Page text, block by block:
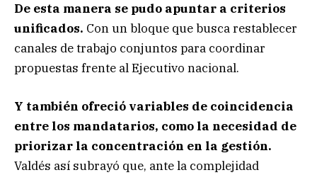
De esta manera se pudo apuntar a criterios
unificados. Con un bloque que busca restablecer
canales de trabajo conjuntos para coordinar
propuestas frente al Ejecutivo nacional.
Y también ofreció variables de coincidencia
entre los mandatarios, como la necesidad de
priorizar la concentración en la gestión.
Valdés así subrayó que, ante la complejidad